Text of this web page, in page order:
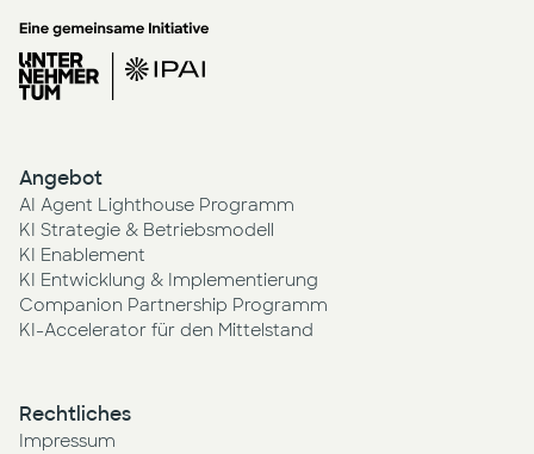
Angebot
AI Agent Lighthouse Programm
KI Strategie & Betriebsmodell
KI Enablement
KI Entwicklung & Implementierung
Companion Partnership Programm
KI-Accelerator für den Mittelstand
Rechtliches
Impressum